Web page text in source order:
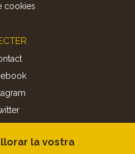
cookies
la vostra